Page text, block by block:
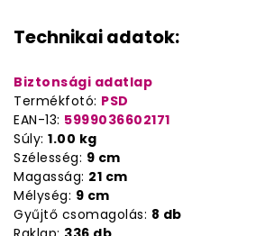
Technikai adatok:
Biztonsági adatlap
Termékfotó: PSD
EAN-13: 5999036602171
Súly: 1.00 kg
Szélesség: 9 cm
Magasság: 21 cm
Mélység: 9 cm
Gyűjtő csomagolás: 8 db